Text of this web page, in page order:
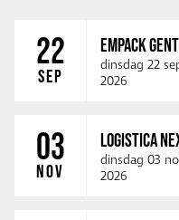
22
SEP
EMPACK
dinsdag 22
2026
03
NOV
LOGISTICA
dinsdag 03
2026